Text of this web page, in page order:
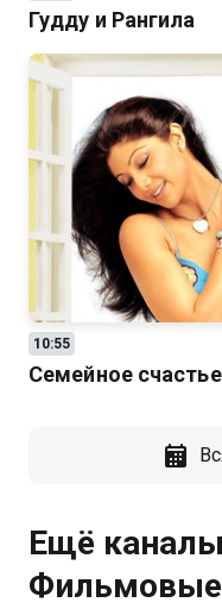
Гудду и Рангила
10:55
Семейное счастье
Ещё
Фильмовые